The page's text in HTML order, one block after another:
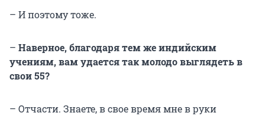
– И поэтому тоже.
– Наверное, благодаря тем же индийским
учениям, вам удается так молодо выглядеть в
свои 55?
– Отчасти. Знаете, в свое время мне в руки